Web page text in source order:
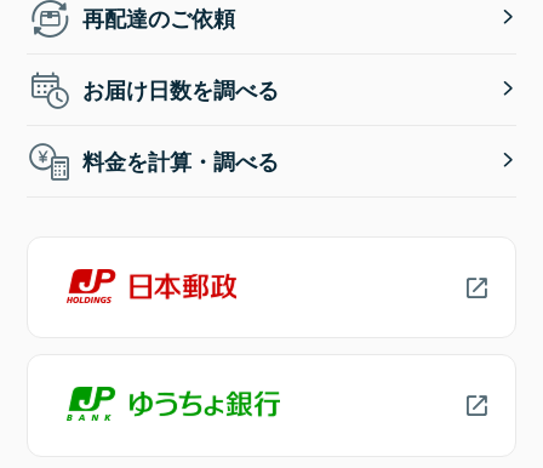
再配達のご依頼
お届け日数を調べる
料金を計算・調べる